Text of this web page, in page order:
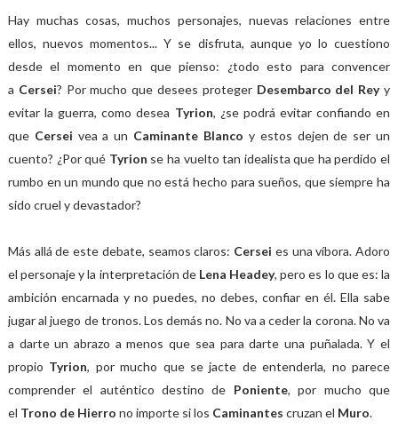
Hay muchas cosas, muchos personajes, nuevas relaciones entre
ellos, nuevos momentos... Y se disfruta, aunque yo lo cuestiono
desde el momento en que pienso: ¿todo esto para convencer
a Cersei? Por mucho que desees proteger Desembarco del Reyy
evitar la guerra, como desea Tyrion, ¿se podrá evitar confiando en
que Cersei vea a un Caminante Blanco y estos dejen de ser un
cuento? ¿Por qué Tyrion se ha vuelto tan idealista que ha perdido el
rumbo en un mundo que no está hecho para sueños, que siempre ha
sido cruel y devastador?
Más allá de este debate, seamos claros: Cersei es una víbora. Adoro
el personaje y la interpretación de Lena Headey, pero es lo que es: la
ambición encarnada y no puedes, no debes, confiar en él. Ella sabe
jugar al juego de tronos. Los demás no. No va a ceder la corona. No va
a darte un abrazo a menos que sea para darte una puñalada. Y el
propio Tyrion, por mucho que se jacte de entenderla, no parece
comprender el auténtico destino de Poniente, por mucho que
el Trono de Hierro no importe si los Caminantes cruzan el Muro.